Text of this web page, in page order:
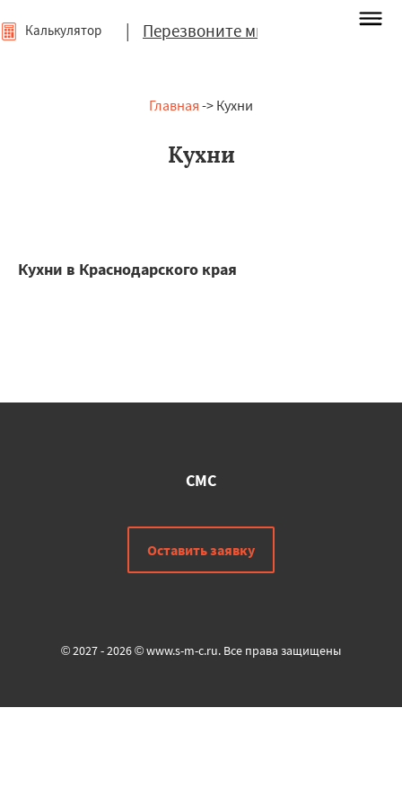
| Перезвоните мне
Калькулятор
Главная -> Кухни
Кухни
Кухни в Краснодарского края
СМС
Оставить заявку
© 2027 - 2026 © www.s-m-c.ru. Все права защищены